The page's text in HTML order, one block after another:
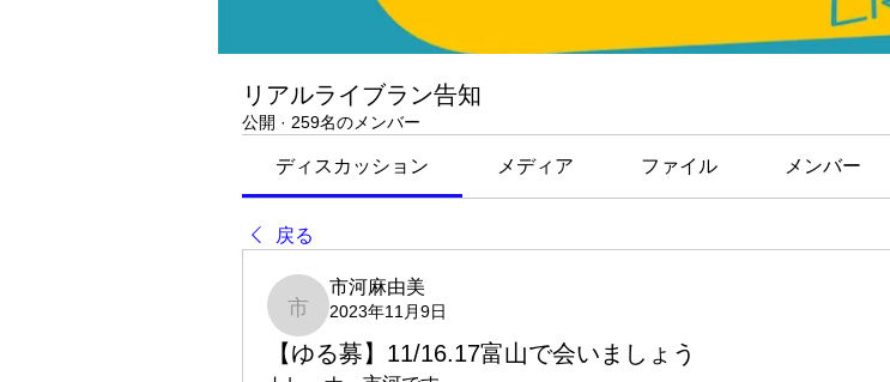
リアルライブラン告知
公開 · 259名のメンバー
ディスカッション メディア ファイル メンバー
戻る
市河麻由美
市河麻由美
2023年11月9日
【ゆる募】11/16.17富山で会いましょう